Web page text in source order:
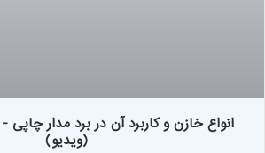
انواع خازن و کاربرد آن در برد مدار
(ویدیو)